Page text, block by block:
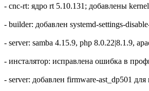
- cnc-rt: ядро rt 5.10.131; добавлены
- builder: добавлен systemd-settings-
- server: samba 4.15.9, php 8.0.22|8.1.9,
- инсталятор: исправлена ошибка в
- server: добавлен firmware-ast_dp501